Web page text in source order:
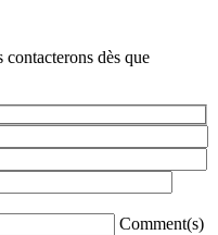
dès que
Comment(s)